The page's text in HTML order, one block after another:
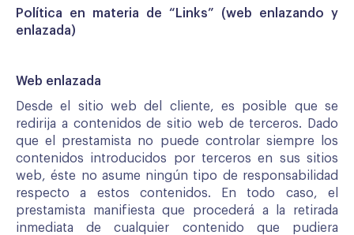
Política en materia de “Links” (web enlazando y
enlazada)
Web enlazada
Desde el sitio web del cliente, es posible que se
redirija a contenidos de sitio web de terceros. Dado
que el prestamista no puede controlar siempre los
contenidos introducidos por terceros en sus sitios
web, éste no asume ningún tipo de responsabilidad
respecto a estos contenidos. En todo caso, el
prestamista manifiesta que procederá a la retirada
inmediata de cualquier contenido que pudiera